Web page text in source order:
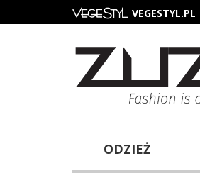
do
VEGESTYL.PL
ODZIEŻ